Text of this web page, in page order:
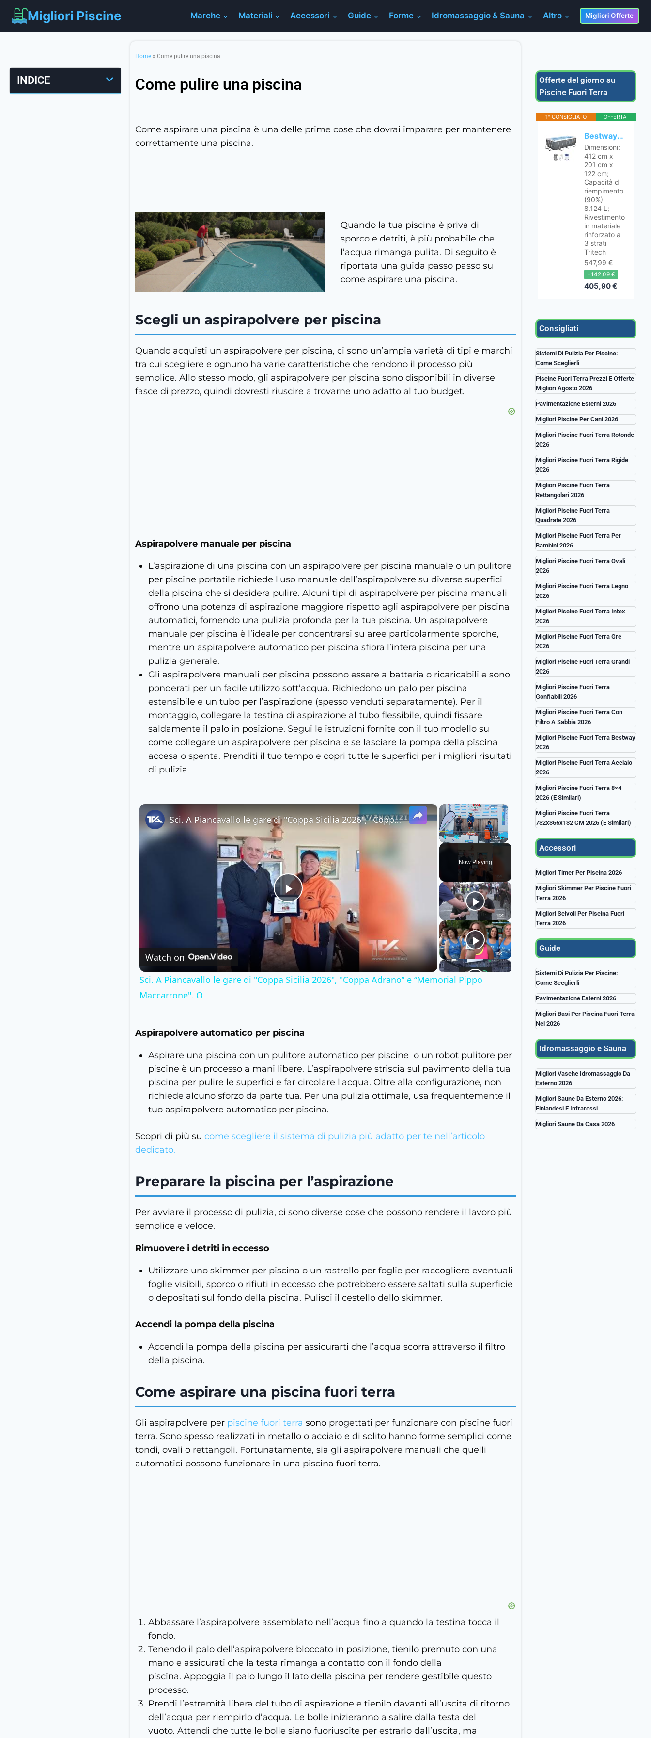
Migliori Piscine Marche Materiali Accessori Guide Forme Idromassaggio & Sauna Altro Migliori Offerte
INDICE
Home» Come pulire una piscina
Come pulire una piscina
Come aspirare una piscina è una delle prime cose che dovrai imparare per mantenere
correttamente una piscina.
Quando la tua piscina è priva di
sporco e detriti, è più probabile che
l’acqua rimanga pulita. Di seguito è
riportata una guida passo passo su
come aspirare una piscina.
Scegli un aspirapolvere per piscina
Quando acquisti un aspirapolvere per piscina, ci sono un’ampia varietà di tipi e marchi
tra cui scegliere e ognuno ha varie caratteristiche che rendono il processo più
semplice. Allo stesso modo, gli aspirapolvere per piscina sono disponibili in diverse
fasce di prezzo, quindi dovresti riuscire a trovarne uno adatto al tuo budget.
Aspirapolvere manuale per piscina
L’aspirazione di una piscina con un aspirapolvere per piscina manuale o un pulitore
per piscine portatile richiede l’uso manuale dell’aspirapolvere su diverse superfici
della piscina che si desidera pulire. Alcuni tipi di aspirapolvere per piscina manuali
offrono una potenza di aspirazione maggiore rispetto agli aspirapolvere per piscina
automatici, fornendo una pulizia profonda per la tua piscina. Un aspirapolvere
manuale per piscina è l’ideale per concentrarsi su aree particolarmente sporche,
mentre un aspirapolvere automatico per piscina sfiora l’intera piscina per una
pulizia generale.
Gli aspirapolvere manuali per piscina possono essere a batteria o ricaricabili e sono
ponderati per un facile utilizzo sott’acqua. Richiedono un palo per piscina
estensibile e un tubo per l’aspirazione (spesso venduti separatamente). Per il
montaggio, collegare la testina di aspirazione al tubo flessibile, quindi fissare
saldamente il palo in posizione. Segui le istruzioni fornite con il tuo modello su
come collegare un aspirapolvere per piscina e se lasciare la pompa della piscina
accesa o spenta. Prenditi il ​​tuo tempo e copri tutte le superfici per i migliori risultati
di pulizia.
×
Fullscreen
Now Playing
×
Play
Video
Sci. A Piancavallo le gare di "Coppa Sicilia 2026", "Coppa Adrano” e “Memorial Pippo Maccarrone". O
Watch on
Sci. A Piancavallo le gare di "Coppa Sicilia 2026", "Coppa Adrano” e “Memorial Pippo
Maccarrone". O
Aspirapolvere automatico per piscina
Aspirare una piscina con un pulitore automatico per piscine o un robot pulitore per
piscine è un processo a mani libere. L’aspirapolvere striscia sul pavimento della tua
piscina per pulire le superfici e far circolare l’acqua. Oltre alla configurazione, non
richiede alcuno sforzo da parte tua. Per una pulizia ottimale, usa frequentemente il
tuo aspirapolvere automatico per piscina.
Scopri di più su come scegliere il sistema di pulizia più adatto per te nell’articolo
dedicato.
Preparare la piscina per l’aspirazione
Per avviare il processo di pulizia, ci sono diverse cose che possono rendere il lavoro più
semplice e veloce.
Rimuovere i detriti in eccesso
Utilizzare uno skimmer per piscina o un rastrello per foglie per raccogliere eventuali
foglie visibili, sporco o rifiuti in eccesso che potrebbero essere saltati sulla superficie
o depositati sul fondo della piscina. Pulisci il cestello dello skimmer.
Accendi la pompa della piscina
Accendi la pompa della piscina per assicurarti che l’acqua scorra attraverso il filtro
della piscina.
Come aspirare una piscina fuori terra
Gli aspirapolvere per piscine fuori terra sono progettati per funzionare con piscine fuori
terra. Sono spesso realizzati in metallo o acciaio e di solito hanno forme semplici come
tondi, ovali o rettangoli. Fortunatamente, sia gli aspirapolvere manuali che quelli
automatici possono funzionare in una piscina fuori terra.
Abbassare l’aspirapolvere assemblato nell’acqua fino a quando la testina tocca il
fondo.
Tenendo il palo dell’aspirapolvere bloccato in posizione, tienilo premuto con una
mano e assicurati che la testa rimanga a contatto con il fondo della
piscina. Appoggia il palo lungo il lato della piscina per rendere gestibile questo
processo.
Prendi l’estremità libera del tubo di aspirazione e tienilo davanti all’uscita di ritorno
dell’acqua per riempirlo d’acqua. Le bolle inizieranno a salire dalla testa del
vuoto. Attendi che tutte le bolle siano fuoriuscite per estrarlo dall’uscita, ma
Offerte del giorno su
Piscine Fuori Terra
OFFERTA
1° CONSIGLIATO
Bestway 56456-7 Set piscina fuori terra Steel Pro Max da 412x201x122 cm
Dimensioni:
412 cm x
201 cm x
122 cm;
Capacità di
riempimento
(90%):
8.124 L;
Rivestimento
in materiale
rinforzato a
3 strati
Tritech
547,99 €
−142,09 €
405,90 €
Consigliati
Sistemi Di Pulizia Per Piscine:
Come Sceglierli
Piscine Fuori Terra Prezzi E Offerte
Migliori Agosto 2026
Pavimentazione Esterni 2026
Migliori Piscine Per Cani 2026
Migliori Piscine Fuori Terra Rotonde
2026
Migliori Piscine Fuori Terra Rigide
2026
Migliori Piscine Fuori Terra
Rettangolari 2026
Migliori Piscine Fuori Terra
Quadrate 2026
Migliori Piscine Fuori Terra Per
Bambini 2026
Migliori Piscine Fuori Terra Ovali
2026
Migliori Piscine Fuori Terra Legno
2026
Migliori Piscine Fuori Terra Intex
2026
Migliori Piscine Fuori Terra Gre
2026
Migliori Piscine Fuori Terra Grandi
2026
Migliori Piscine Fuori Terra
Gonfiabili 2026
Migliori Piscine Fuori Terra Con
Filtro A Sabbia 2026
Migliori Piscine Fuori Terra Bestway
2026
Migliori Piscine Fuori Terra Acciaio
2026
Migliori Piscine Fuori Terra 8×4
2026 (e Similari)
Migliori Piscine Fuori Terra
732x366x132 CM 2026 (e Similari)
Accessori
Migliori Timer Per Piscina 2026
Migliori Skimmer Per Piscine Fuori
Terra 2026
Migliori Scivoli Per Piscina Fuori
Terra 2026
Guide
Sistemi Di Pulizia Per Piscine:
Come Sceglierli
Pavimentazione Esterni 2026
Migliori Basi Per Piscina Fuori Terra
Nel 2026
Idromassaggio e Sauna
Migliori Vasche Idromassaggio Da
Esterno 2026
Migliori Saune Da Esterno 2026:
Finlandesi E Infrarossi
Migliori Saune Da Casa 2026